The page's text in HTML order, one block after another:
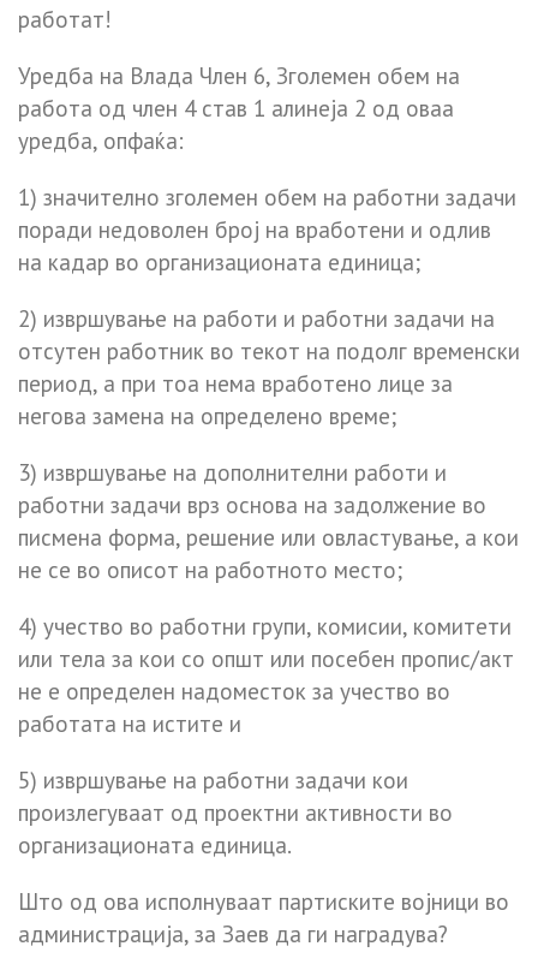
работат!
Уредба на Влада Член 6, Зголемен обем на
работа од член 4 став 1 алинеја 2 од оваа
уредба, опфаќа:
1) значително зголемен обем на работни задачи
поради недоволен број на вработени и одлив
на кадар во организационата единица;
2) извршување на работи и работни задачи на
отсутен работник во текот на подолг временски
период, а при тоа нема вработено лице за
негова замена на определено време;
3) извршување на дополнителни работи и
работни задачи врз основа на задолжение во
писмена форма, решение или овластување, а кои
не се во описот на работното место;
4) учество во работни групи, комисии, комитети
или тела за кои со општ или посебен пропис/акт
не е определен надоместок за учество во
работата на истите и
5) извршување на работни задачи кои
произлегуваат од проектни активности во
организационата единица.
Што од ова исполнуваат партиските војници во
администрација, за Заев да ги наградува?